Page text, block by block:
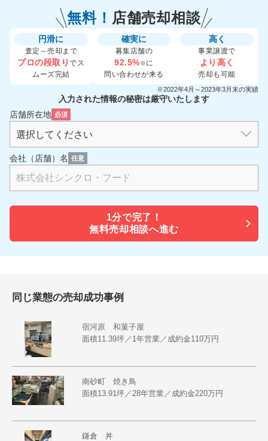
無料！ 店舗売却相談
円滑に
査定～売却まで
プロの段取りでス
ムーズ完結
確実に
募集店舗の
92.5%※に
問い合わせが来る
高く
事業譲渡で
より高く
売却も可能
※2022年4月～2023年3月末の実績
入力された情報の秘密は厳守いたします
店舗所在地 必須
会社（店舗）名 任意
1分で完了！
無料売却相談へ進む
同じ業態の売却成功事例
宿河原 和菓子屋
面積11.39坪／1年営業／成約金110万円
南砂町 焼き鳥
面積13.91坪／28年営業／成約金220万円
鎌倉 丼